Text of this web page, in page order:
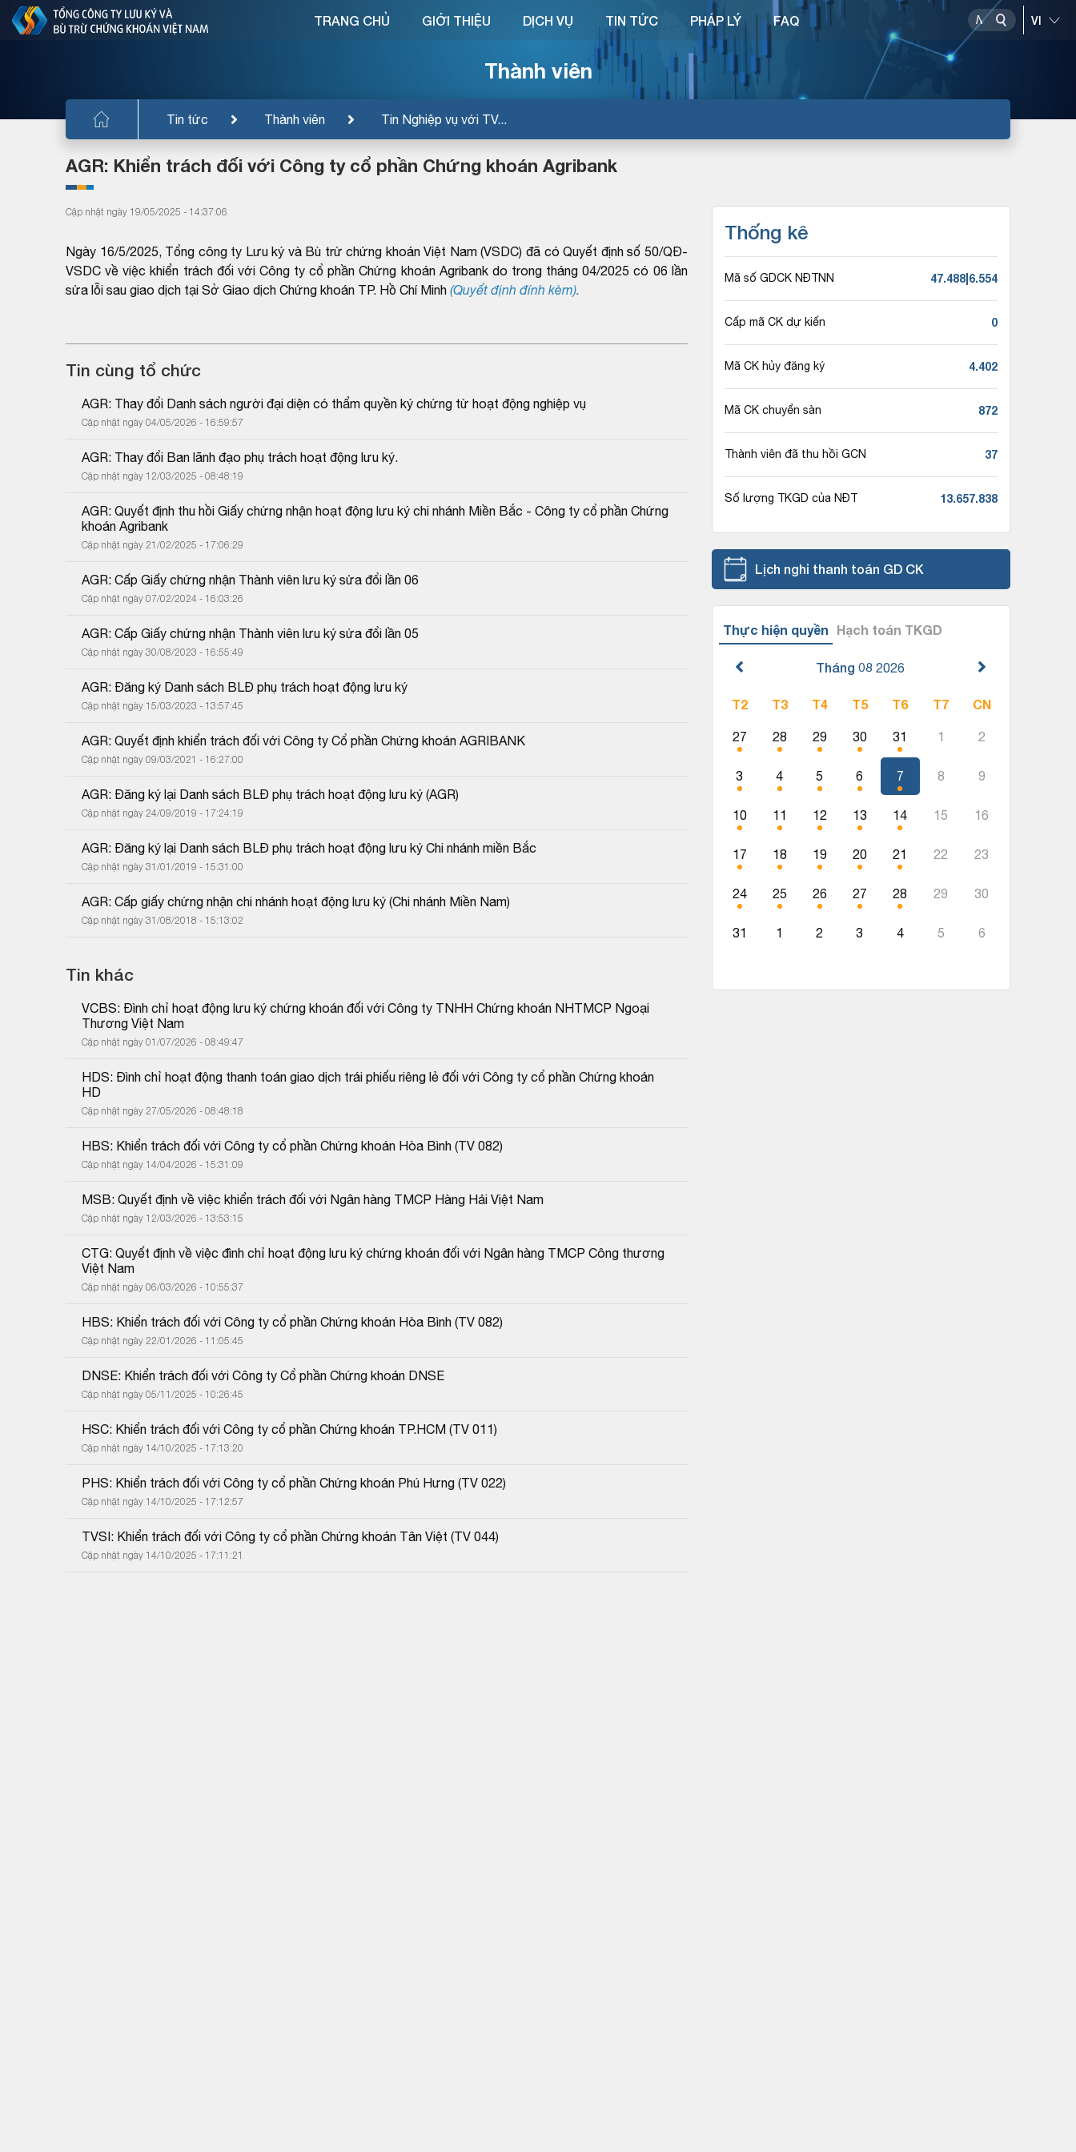
Thành viên
Tin tức Thành viên Tin Nghiệp vụ với TV...
TRANG CHỦ GIỚI THIỆU DỊCH VỤ TIN TỨC PHÁP LÝ FAQ
AGR: Khiển trách đối với Công ty cổ phần Chứng khoán Agribank
Cập nhật ngày 19/05/2025 - 14:37:06
Ngày 16/5/2025, Tổng công ty Lưu ký và Bù trừ chứng khoán Việt Nam (VSDC) đã có Quyết định số 50/QĐ-
VSDC về việc khiển trách đối với Công ty cổ phần Chứng khoán Agribank do trong tháng 04/2025 có 06 lần
sửa lỗi sau giao dịch tại Sở Giao dịch Chứng khoán TP. Hồ Chí Minh (Quyết định đính kèm).
Tin cùng tổ chức
AGR: Thay đổi Danh sách người đại diện có thẩm quyền ký chứng từ hoạt động nghiệp vụ
Cập nhật ngày 04/05/2026 - 16:59:57
AGR: Thay đổi Ban lãnh đạo phụ trách hoạt động lưu ký.
Cập nhật ngày 12/03/2025 - 08:48:19
AGR: Quyết định thu hồi Giấy chứng nhận hoạt động lưu ký chi nhánh Miền Bắc - Công ty cổ phần Chứng
khoán Agribank
Cập nhật ngày 21/02/2025 - 17:06:29
AGR: Cấp Giấy chứng nhận Thành viên lưu ký sửa đổi lần 06
Cập nhật ngày 07/02/2024 - 16:03:26
AGR: Cấp Giấy chứng nhận Thành viên lưu ký sửa đổi lần 05
Cập nhật ngày 30/08/2023 - 16:55:49
AGR: Đăng ký Danh sách BLĐ phụ trách hoạt động lưu ký
Cập nhật ngày 15/03/2023 - 13:57:45
AGR: Quyết định khiển trách đối với Công ty Cổ phần Chứng khoán AGRIBANK
Cập nhật ngày 09/03/2021 - 16:27:00
AGR: Đăng ký lại Danh sách BLĐ phụ trách hoạt động lưu ký (AGR)
Cập nhật ngày 24/09/2019 - 17:24:19
AGR: Đăng ký lại Danh sách BLĐ phụ trách hoạt động lưu ký Chi nhánh miền Bắc
Cập nhật ngày 31/01/2019 - 15:31:00
AGR: Cấp giấy chứng nhận chi nhánh hoạt động lưu ký (Chi nhánh Miền Nam)
Cập nhật ngày 31/08/2018 - 15:13:02
Tin khác
VCBS: Đình chỉ hoạt động lưu ký chứng khoán đối với Công ty TNHH Chứng khoán NHTMCP Ngoại
Thương Việt Nam
Cập nhật ngày 01/07/2026 - 08:49:47
HDS: Đình chỉ hoạt động thanh toán giao dịch trái phiếu riêng lẻ đối với Công ty cổ phần Chứng khoán
HD
Cập nhật ngày 27/05/2026 - 08:48:18
HBS: Khiển trách đối với Công ty cổ phần Chứng khoán Hòa Bình (TV 082)
Cập nhật ngày 14/04/2026 - 15:31:09
MSB: Quyết định về việc khiển trách đối với Ngân hàng TMCP Hàng Hải Việt Nam
Cập nhật ngày 12/03/2026 - 13:53:15
CTG: Quyết định về việc đình chỉ hoạt động lưu ký chứng khoán đối với Ngân hàng TMCP Công thương
Việt Nam
Cập nhật ngày 06/03/2026 - 10:55:37
HBS: Khiển trách đối với Công ty cổ phần Chứng khoán Hòa Bình (TV 082)
Cập nhật ngày 22/01/2026 - 11:05:45
DNSE: Khiển trách đối với Công ty Cổ phần Chứng khoán DNSE
Cập nhật ngày 05/11/2025 - 10:26:45
HSC: Khiển trách đối với Công ty cổ phần Chứng khoán TP.HCM (TV 011)
Cập nhật ngày 14/10/2025 - 17:13:20
PHS: Khiển trách đối với Công ty cổ phần Chứng khoán Phú Hưng (TV 022)
Cập nhật ngày 14/10/2025 - 17:12:57
TVSI: Khiển trách đối với Công ty cổ phần Chứng khoán Tân Việt (TV 044)
Cập nhật ngày 14/10/2025 - 17:11:21
Thống kê
Mã số GDCK NĐTNN 47.488|6.554
Cấp mã CK dự kiến 0
Mã CK hủy đăng ký 4.402
Mã CK chuyển sàn 872
Thành viên đã thu hồi GCN 37
Số lượng TKGD của NĐT 13.657.838
Lịch nghỉ thanh toán GD CK
Thực hiện quyền Hạch toán TKGD
Tháng 08 2026
T2 T3 T4 T5 T6 T7 CN
27 28 29 30 31 1 2
3 4 5 6 7 8 9
10 11 12 13 14 15 16
17 18 19 20 21 22 23
24 25 26 27 28 29 30
31 1 2 3 4 5 6